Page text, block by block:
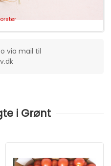
via mail til
i Grønt